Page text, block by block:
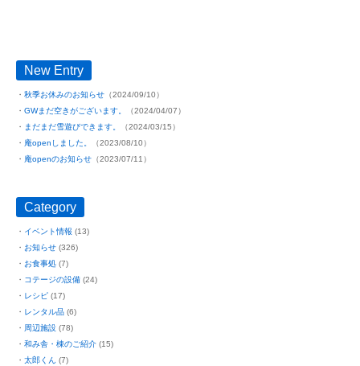
New Entry
秋季お休みのお知らせ （2024/09/10）
GWまだ空きがございます。
（2024/04/07）
まだまだ雪遊びできます。
（2024/03/15）
庵openしました。
（2023/08/10）
庵openのお知らせ （2023/07/11）
Category
イベント情報 (13)
お知らせ (326)
お食事処 (7)
コテージの設備 (24)
レシピ (17)
レンタル品 (6)
周辺施設 (78)
和み舎・棟のご紹介 (15)
太郎くん (7)